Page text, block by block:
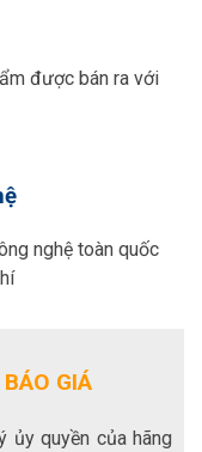
được bán ra với
nghệ toàn quốc
GIÁ
ủy quyền của hãng